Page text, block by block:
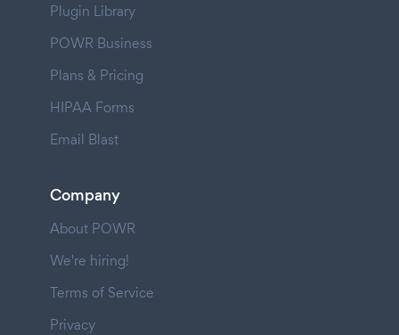
Plugin Library
POWR Business
Plans & Pricing
HIPAA Forms
Email Blast
Company
About POWR
We're hiring!
Terms of Service
Privacy